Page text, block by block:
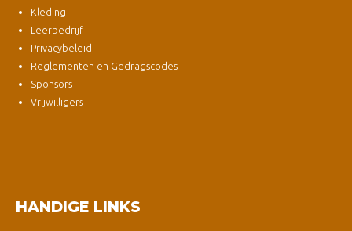
Kleding
Leerbedrijf
Privacybeleid
Reglementen en Gedragscodes
Sponsors
Vrijwilligers
HANDIGE LINKS